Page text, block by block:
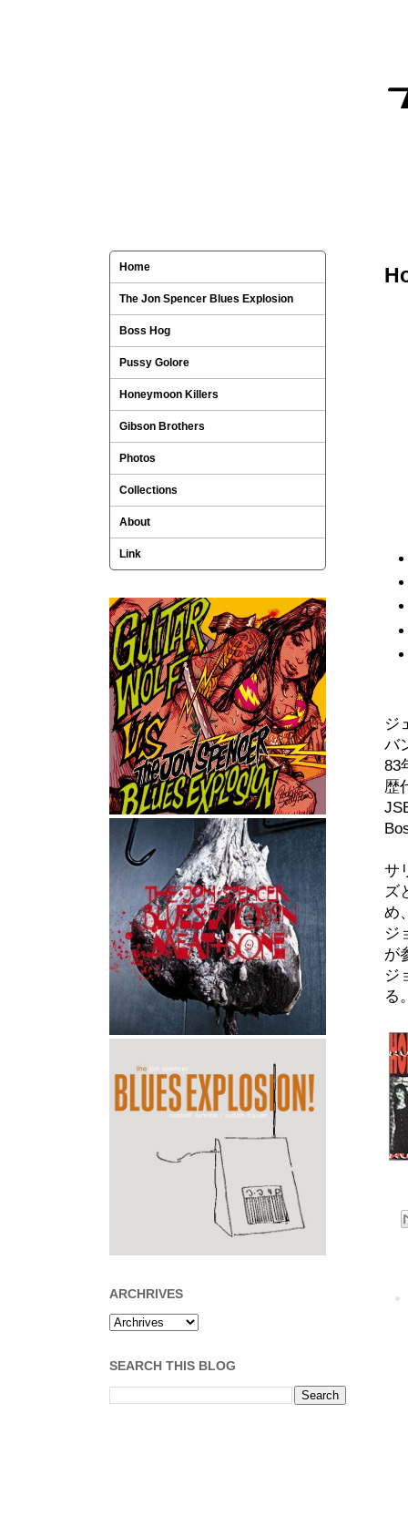
ジ
バ
83
歴
サ
ズ
め
ジ
が
ジ
る
Home
The Jon Spencer Blues Explosion
Boss Hog
Pussy Golore
Honeymoon Killers
Gibson Brothers
Photos
Collections
About
Link
ARCHRIVES
SEARCH THIS BLOG